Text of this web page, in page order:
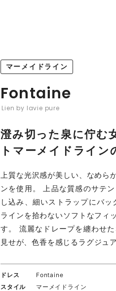
マーメイドライン
Fontaine
Lien by lavie pure
澄み切った泉に佇む
トマーメイドライン
上質な光沢感が美しい、なめら
ンを使用。 上品な質感のサテ
し込み、細いストラップにバ
ラインを拾わないソフトなフィ
す。 流麗なドレープを纏わせ
見せが、色香を感じるラグジュ
ドレス Fontaine
スタイル
マーメイドライン